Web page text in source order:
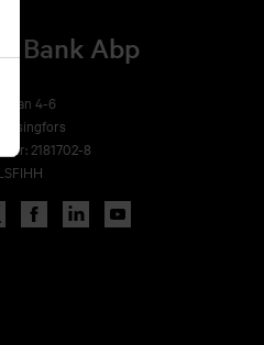
Bank Abp
4-6
2181702-8